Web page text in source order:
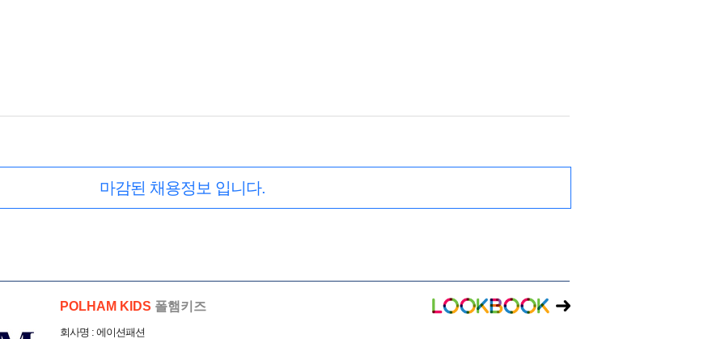
마감된 채용정보 입니다.
POLHAM KIDS 폴햄키즈
회사명 : 에이션패션